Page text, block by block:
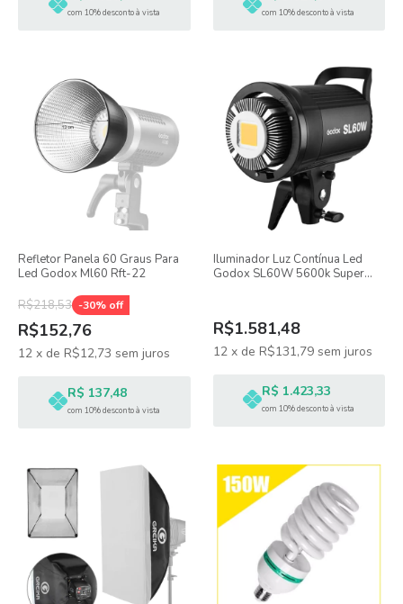
com 10% desconto à vista com 10% desconto à vista
Refletor Panela 60 Graus Para
Led Godox Ml60 Rft-22
R$218,53 -30% off
R$152,76
12 x de R$12,73 sem juros
R$ 137,48
com 10% desconto à vista
Iluminador Luz Contínua Led
Godox SL60W 5600k Super
R$1.581,48
12 x de R$131,79 sem juros
R$ 1.423,33
com 10% desconto à vista